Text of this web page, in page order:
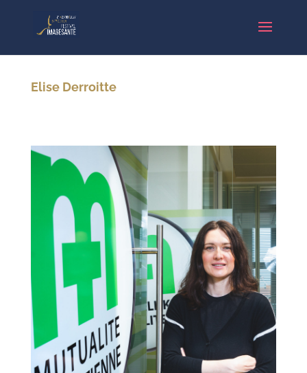
Elise Derroitte